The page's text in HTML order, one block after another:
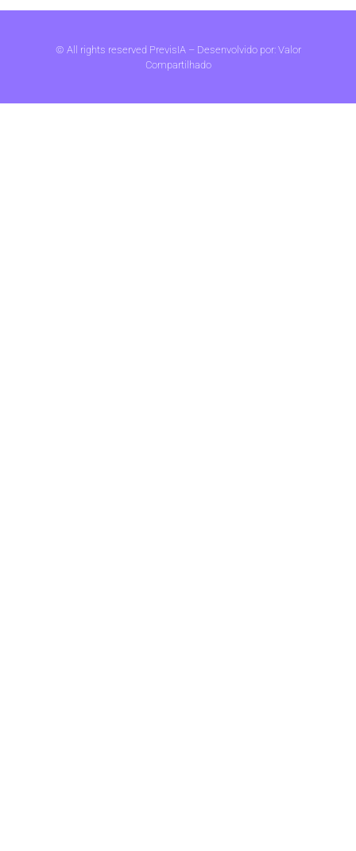
© All rights reserved PrevisIA – Desenvolvido por: Valor
Compartilhado